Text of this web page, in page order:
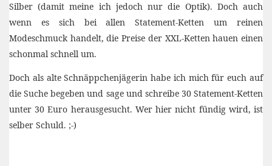
Silber (damit meine ich jedoch nur die Optik). Doch auch
wenn es sich bei allen Statement-Ketten um reinen
Modeschmuck handelt, die Preise der XXL-Ketten hauen einen
schonmal schnell um.
Doch als alte Schnäppchenjägerin habe ich mich für euch auf
die Suche begeben und sage und schreibe 30 Statement-Ketten
unter 30 Euro herausgesucht. Wer hier nicht fündig wird, ist
selber Schuld. ;-)